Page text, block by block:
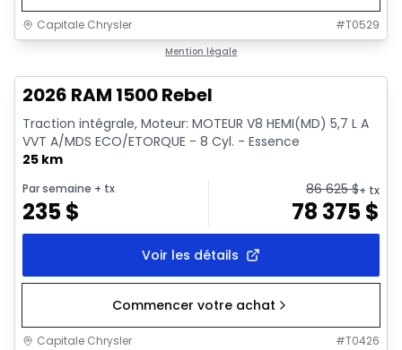
Capitale Chrysler #T0529
Mention légale
2026 RAM 1500 Rebel
Traction intégrale, Moteur: MOTEUR V8 HEMI(MD) 5,7 L A
VVT A/MDS ECO/ETORQUE - 8 Cyl. - Essence
25 km
Par semaine + tx
235$
86 625$+ tx
78 375$
Voir les détails
Commencer votre achat
Capitale Chrysler #T0426